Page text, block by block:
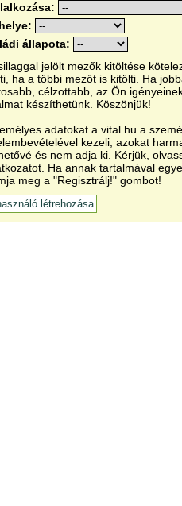
állapota:
jelölt mezők kitöltése
ha a többi mezőt is kitölti. Ha
célzottabb, az Ön
készíthetünk. Köszönjük!
adatokat a vital.hu a
kezeli, azokat
és nem adja ki. Kérjük,
Ha annak tartalmával
meg a "Regisztrálj!" gombot!